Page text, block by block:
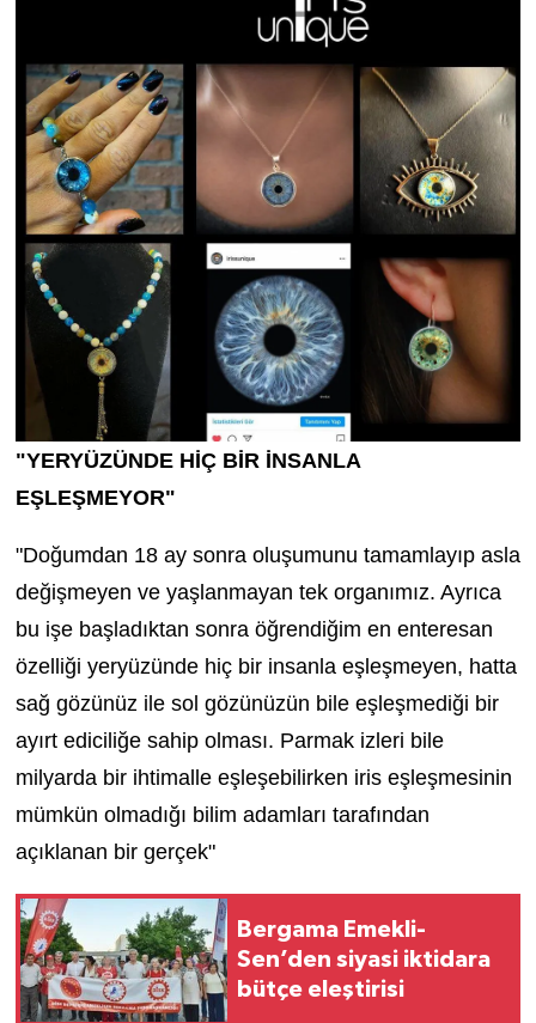
"YERYÜZÜNDE HİÇ BİR İNSANLA
EŞLEŞMEYOR"
"Doğumdan 18 ay sonra oluşumunu tamamlayıp asla
değişmeyen ve yaşlanmayan tek organımız. Ayrıca
bu işe başladıktan sonra öğrendiğim en enteresan
özelliği yeryüzünde hiç bir insanla eşleşmeyen, hatta
sağ gözünüz ile sol gözünüzün bile eşleşmediği bir
ayırt ediciliğe sahip olması. Parmak izleri bile
milyarda bir ihtimalle eşleşebilirken iris eşleşmesinin
mümkün olmadığı bilim adamları tarafından
açıklanan bir gerçek"
Bergama Emekli-
Sen’den siyasi iktidara
bütçe eleştirisi